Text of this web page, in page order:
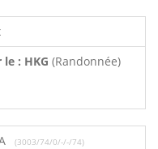
: HKG (Randonnée)
(3003/74/0/-/-/74)